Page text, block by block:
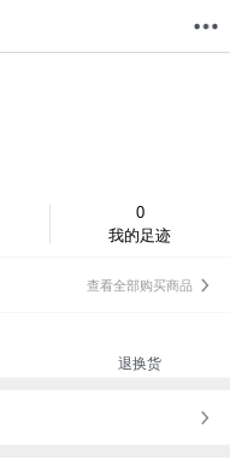
0
我的足迹
查看全部购买商品
退换货